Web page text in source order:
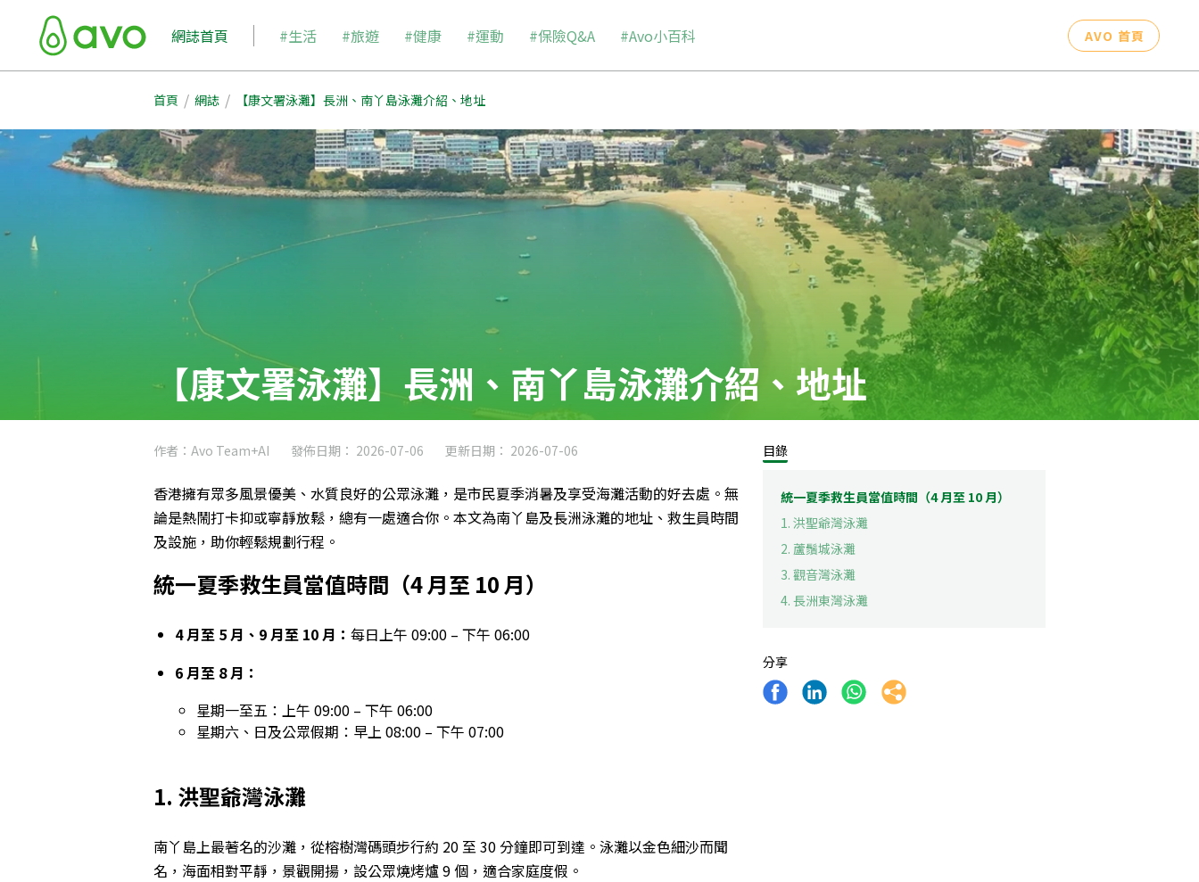
網誌首頁 #生活 #旅遊 #健康 #運動 #保險Q&A #Avo小百科 AVO 首頁
首頁 / 網誌 / 【康文署泳灘】長洲、南丫島泳灘介紹、地址
【康文署泳灘】長洲、南丫島泳灘介紹、地址
作者：Avo Team+AI 發佈日期： 2026-07-06 更新日期： 2026-07-06
香港擁有眾多風景優美、水質良好的公眾泳灘，是市民夏季消暑及享受海灘活動的好去處。無
論是熱鬧打卡抑或寧靜放鬆，總有一處適合你。本文為南丫島及長洲泳灘的地址、救生員時間
及設施，助你輕鬆規劃行程。
統一夏季救生員當值時間（4 月至 10 月）
4 月至 5 月、9 月至 10 月： 每日上午 09:00 – 下午 06:00
6 月至 8 月：
星期一至五：上午 09:00 – 下午 06:00
星期六、日及公眾假期：早上 08:00 – 下午 07:00
1. 洪聖爺灣泳灘
南丫島上最著名的沙灘，從榕樹灣碼頭步行約 20 至 30 分鐘即可到達。泳灘以金色細沙而聞
名，海面相對平靜，景觀開揚，設公眾燒烤爐 9 個，適合家庭度假。
目錄
統一夏季救生員當值時間（4 月至 10 月）
1. 洪聖爺灣泳灘
2. 蘆鬚城泳灘
3. 觀音灣泳灘
4. 長洲東灣泳灘
分享